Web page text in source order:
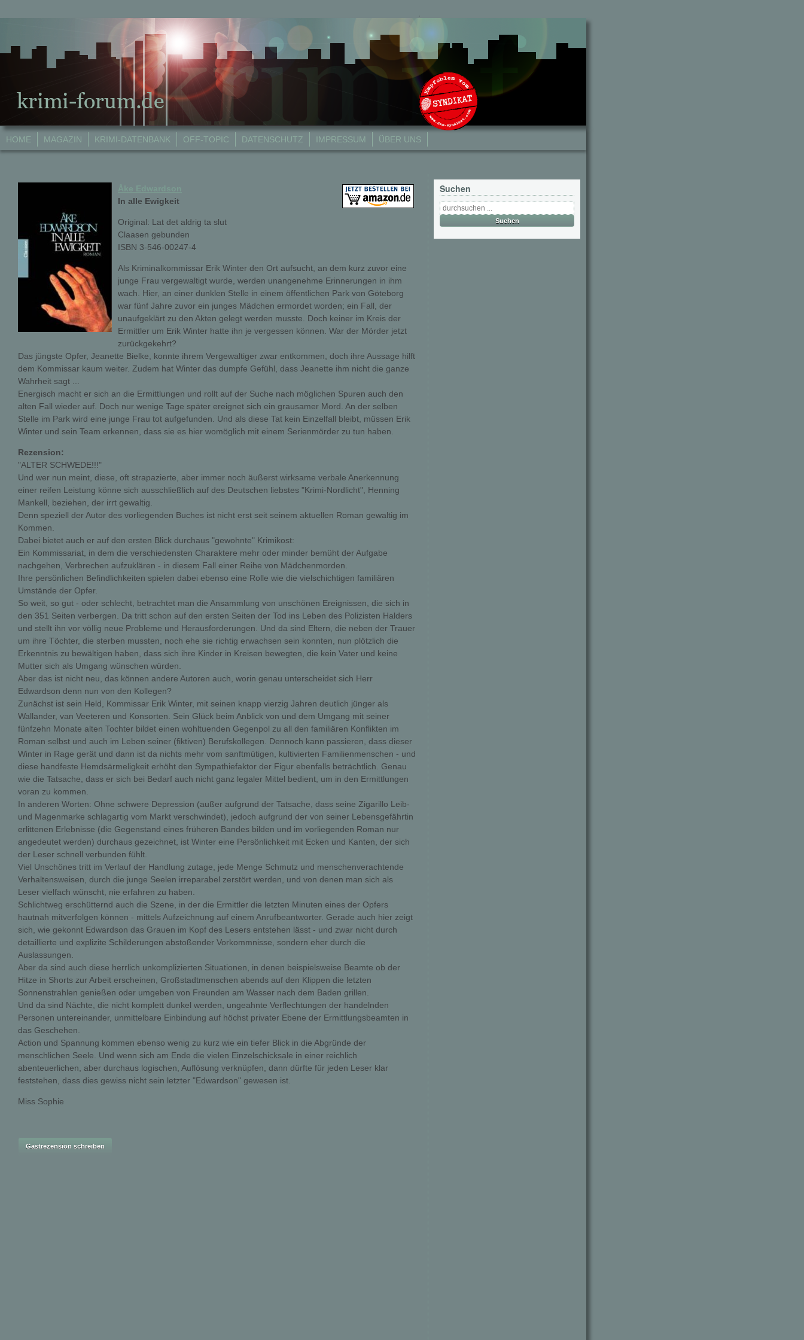
HOME MAGAZIN KRIMI-DATENBANK OFF-TOPIC DATENSCHUTZ IMPRESSUM ÜBER UNS
In alle Ewigkeit
Original: Lat det aldrig ta slut
Claasen gebunden
ISBN 3-546-00247-4
Als Kriminalkommissar Erik Winter den Ort aufsucht, an dem kurz zuvor eine
junge Frau vergewaltigt wurde, werden unangenehme Erinnerungen in ihm
wach. Hier, an einer dunklen Stelle in einem öffentlichen Park von Göteborg
war fünf Jahre zuvor ein junges Mädchen ermordet worden; ein Fall, der
unaufgeklärt zu den Akten gelegt werden musste. Doch keiner im Kreis der
Ermittler um Erik Winter hatte ihn je vergessen können. War der Mörder jetzt
zurückgekehrt?
Das jüngste Opfer, Jeanette Bielke, konnte ihrem Vergewaltiger zwar entkommen, doch ihre Aussage hilft
dem Kommissar kaum weiter. Zudem hat Winter das dumpfe Gefühl, dass Jeanette ihm nicht die ganze
Wahrheit sagt ...
Energisch macht er sich an die Ermittlungen und rollt auf der Suche nach möglichen Spuren auch den
alten Fall wieder auf. Doch nur wenige Tage später ereignet sich ein grausamer Mord. An der selben
Stelle im Park wird eine junge Frau tot aufgefunden. Und als diese Tat kein Einzelfall bleibt, müssen Erik
Winter und sein Team erkennen, dass sie es hier womöglich mit einem Serienmörder zu tun haben.
Rezension:
"ALTER SCHWEDE!!!"
Und wer nun meint, diese, oft strapazierte, aber immer noch äußerst wirksame verbale Anerkennung
einer reifen Leistung könne sich ausschließlich auf des Deutschen liebstes "Krimi-Nordlicht", Henning
Mankell, beziehen, der irrt gewaltig.
Denn speziell der Autor des vorliegenden Buches ist nicht erst seit seinem aktuellen Roman gewaltig im
Kommen.
Dabei bietet auch er auf den ersten Blick durchaus "gewohnte" Krimikost:
Ein Kommissariat, in dem die verschiedensten Charaktere mehr oder minder bemüht der Aufgabe
nachgehen, Verbrechen aufzuklären - in diesem Fall einer Reihe von Mädchenmorden.
Ihre persönlichen Befindlichkeiten spielen dabei ebenso eine Rolle wie die vielschichtigen familiären
Umstände der Opfer.
So weit, so gut - oder schlecht, betrachtet man die Ansammlung von unschönen Ereignissen, die sich in
den 351 Seiten verbergen. Da tritt schon auf den ersten Seiten der Tod ins Leben des Polizisten Halders
und stellt ihn vor völlig neue Probleme und Herausforderungen. Und da sind Eltern, die neben der Trauer
um ihre Töchter, die sterben mussten, noch ehe sie richtig erwachsen sein konnten, nun plötzlich die
Erkenntnis zu bewältigen haben, dass sich ihre Kinder in Kreisen bewegten, die kein Vater und keine
Mutter sich als Umgang wünschen würden.
Aber das ist nicht neu, das können andere Autoren auch, worin genau unterscheidet sich Herr
Edwardson denn nun von den Kollegen?
Zunächst ist sein Held, Kommissar Erik Winter, mit seinen knapp vierzig Jahren deutlich jünger als
Wallander, van Veeteren und Konsorten. Sein Glück beim Anblick von und dem Umgang mit seiner
fünfzehn Monate alten Tochter bildet einen wohltuenden Gegenpol zu all den familiären Konflikten im
Roman selbst und auch im Leben seiner (fiktiven) Berufskollegen. Dennoch kann passieren, dass dieser
Winter in Rage gerät und dann ist da nichts mehr vom sanftmütigen, kultivierten Familienmenschen - und
diese handfeste Hemdsärmeligkeit erhöht den Sympathiefaktor der Figur ebenfalls beträchtlich. Genau
wie die Tatsache, dass er sich bei Bedarf auch nicht ganz legaler Mittel bedient, um in den Ermittlungen
voran zu kommen.
In anderen Worten: Ohne schwere Depression (außer aufgrund der Tatsache, dass seine Zigarillo Leib-
und Magenmarke schlagartig vom Markt verschwindet), jedoch aufgrund der von seiner Lebensgefährtin
erlittenen Erlebnisse (die Gegenstand eines früheren Bandes bilden und im vorliegenden Roman nur
angedeutet werden) durchaus gezeichnet, ist Winter eine Persönlichkeit mit Ecken und Kanten, der sich
der Leser schnell verbunden fühlt.
Viel Unschönes tritt im Verlauf der Handlung zutage, jede Menge Schmutz und menschenverachtende
Verhaltensweisen, durch die junge Seelen irreparabel zerstört werden, und von denen man sich als
Leser vielfach wünscht, nie erfahren zu haben.
Schlichtweg erschütternd auch die Szene, in der die Ermittler die letzten Minuten eines der Opfers
hautnah mitverfolgen können - mittels Aufzeichnung auf einem Anrufbeantworter. Gerade auch hier zeigt
sich, wie gekonnt Edwardson das Grauen im Kopf des Lesers entstehen lässt - und zwar nicht durch
detaillierte und explizite Schilderungen abstoßender Vorkommnisse, sondern eher durch die
Auslassungen.
Aber da sind auch diese herrlich unkomplizierten Situationen, in denen beispielsweise Beamte ob der
Hitze in Shorts zur Arbeit erscheinen, Großstadtmenschen abends auf den Klippen die letzten
Sonnenstrahlen genießen oder umgeben von Freunden am Wasser nach dem Baden grillen.
Und da sind Nächte, die nicht komplett dunkel werden, ungeahnte Verflechtungen der handelnden
Personen untereinander, unmittelbare Einbindung auf höchst privater Ebene der Ermittlungsbeamten in
das Geschehen.
Action und Spannung kommen ebenso wenig zu kurz wie ein tiefer Blick in die Abgründe der
menschlichen Seele. Und wenn sich am Ende die vielen Einzelschicksale in einer reichlich
abenteuerlichen, aber durchaus logischen, Auflösung verknüpfen, dann dürfte für jeden Leser klar
feststehen, dass dies gewiss nicht sein letzter "Edwardson" gewesen ist.
Miss Sophie
Suchen